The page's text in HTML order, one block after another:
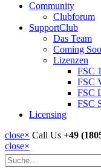
Community
Clubforum
SupportClub
Das Team
Coming
Lizenzen
FSC
FSC
FSC
FSC
Licensing
close× Call Us +49
close×